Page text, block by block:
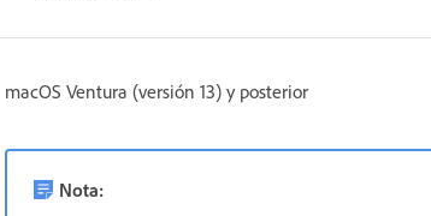
macOS Ventura (versión 13) y posterior
Nota: